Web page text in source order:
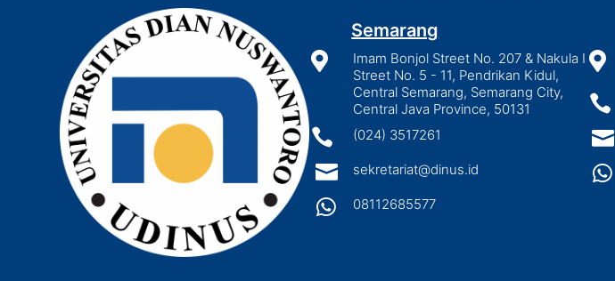
Semarang

Imam Bonjol Street No. 207 & Nakula I
Street No. 5 - 11, Pendrikan Kidul,
Central Semarang, Semarang City,
Central Java Province, 50131
 (024) 3517261
 sekretariat@dinus.id
 08112685577



